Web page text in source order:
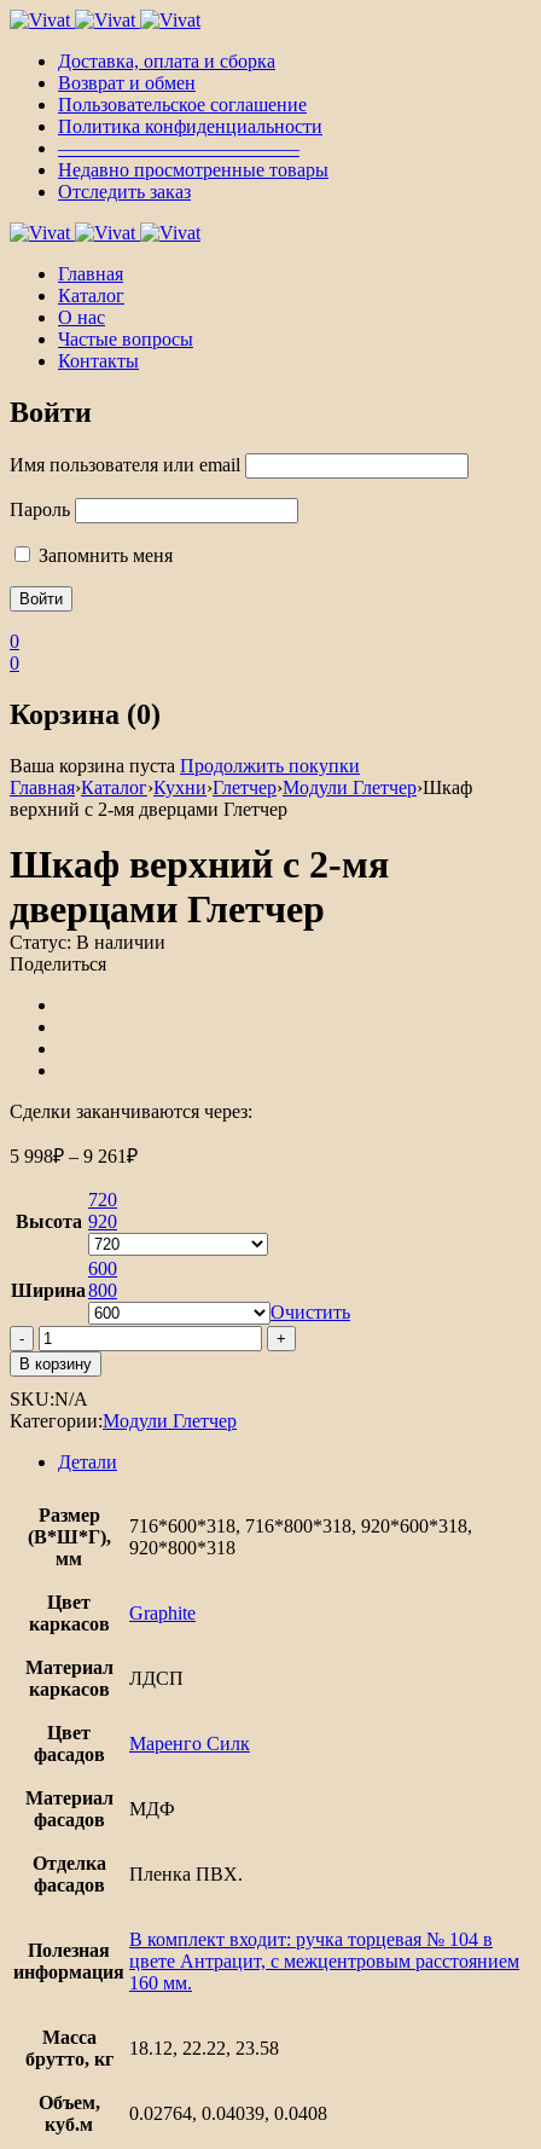
Доставка, оплата и сборка
Возврат и обмен
Пользовательское соглашение
Политика конфиденциальности
————————————–
Недавно просмотренные товары
Отследить заказ
Главная
Каталог
О нас
Частые вопросы
Контакты
Войти
Имя пользователя или email
Пароль
Запомнить меня
0
0
Корзина (0)
Ваша корзина пуста Продолжить покупки
Главная›Каталог›Кухни›Глетчер›Модули Глетчер›Шкаф
верхний с 2-мя дверцами Глетчер
Шкаф верхний с 2-мя
дверцами Глетчер
Статус: В наличии
Поделиться
Сделки заканчиваются через:
5 998₽ – 9 261₽Диапазон
Высота
720
920
Ширина
600
800
Очистить
Количество
товара
Шкаф
верхний
с
мя
Глетчер
В корзину
SKU:N/A
Категории:Модули Глетчер
Детали
Размер
(В*Ш*Г),
мм
716*600*318, 716*800*318, 920*600*318,
920*800*318
Цвет
каркасов
Graphite
Материал
каркасов
ЛДСП
Цвет
фасадов
Маренго Силк
Материал
фасадов
МДФ
Отделка
фасадов
Пленка ПВХ.
Полезная
информация
В комплект входит: ручка торцевая № 104 в
цвете Антрацит, с межцентровым расстоянием
160 мм.
Масса
брутто, кг
18.12, 22.22, 23.58
Объем,
куб.м
0.02764, 0.04039, 0.0408